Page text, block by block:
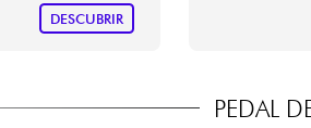
DESCUBRIR
PEDAL